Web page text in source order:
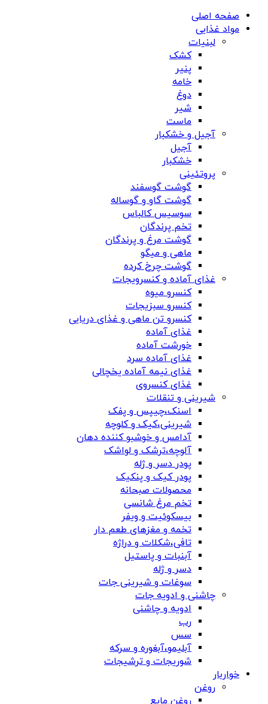
صفحه اصلی
مواد غذایی
لبنیات
کشک
پنیر
خامه
دوغ
شیر
ماست
آجیل و خشکبار
آجیل
خشکبار
پروتئینی
گوشت گوسفند
گوشت گاو و گوساله
سوسیس کالباس
تخم پرندگان
گوشت مرغ و پرندگان
ماهی و میگو
گوشت چرخ کرده
غذای آماده و کنسرویجات
کنسرو میوه
کنسرو سبزیجات
کنسرو تن ماهی و غذای دریایی
غذای آماده
خورشت آماده
غذای آماده سرد
غذای نیمه آماده یخچالی
غذای کنسروی
شیرینی و تنقلات
اسنک،چیپس و پفک
شیرینی،کیک و کلوچه
آدامس و خوشبو کننده دهان
آلوچه،ترشک و لواشک
پودر دسر و ژله
پودر کیک و پنکیک
محصولات صبحانه
تخم مرغ شانسی
بیسکوئیت و ویفر
تخمه و مغزهای طعم دار
تافی،شکلات و دراژه
آبنبات و پاستیل
دسر و ژله
سوغات و شیرینی جات
چاشنی و ادویه جات
ادویه و چاشنی
رب
سس
آبلیمو،آبغوره و سرکه
شوریجات و ترشیجات
خواربار
روغن
روغن مایع